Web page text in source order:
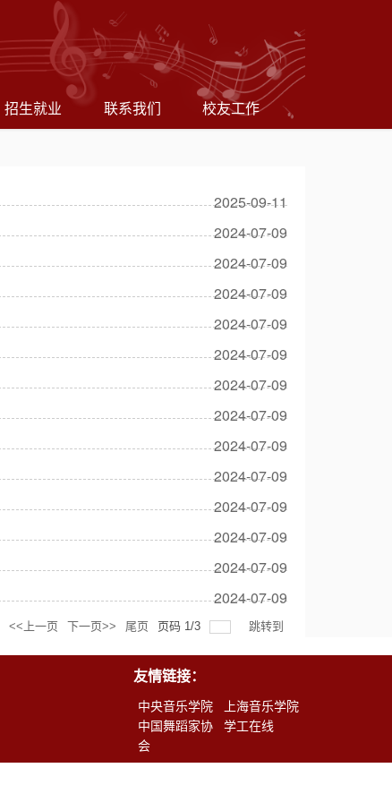
招生就业 联系我们 校友工作
2025-09-11
2024-07-09
2024-07-09
2024-07-09
2024-07-09
2024-07-09
2024-07-09
2024-07-09
2024-07-09
2024-07-09
2024-07-09
2024-07-09
2024-07-09
2024-07-09
<<上一页 下一页>> 尾页 页码 1/3 跳转到
友情链接：
中央音乐学院
上海音乐学院
中国舞蹈家协
会
学工在线